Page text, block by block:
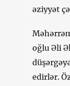
əziyyət
oğlu Əli
edirlər.